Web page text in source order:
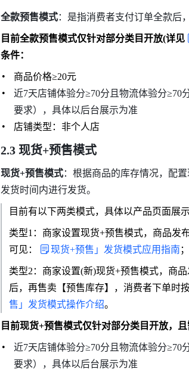
全款预售模式：是指消费者支付订单全款后
目前全款预售模式仅针对部分类目开放(详见
条件：
商品价格≥20元
近7天店铺体验分≥70分且物流体验分≥70
要求），具体以后台展示为准
店铺类型：非个人店
2.3 现货+预售模式
现货+预售模式：根据商品的库存情况，配
发货时间内进行发货。
目前有以下两类模式，具体以产品页面展示
类型1：商家设置现货+预售模式，商品发
可见：
现货+预售」发货模式应用指南 ；
类型2：商家设置(新)现货+预售模式，商
后，再售卖【预售库存】，消费者下单时
售」发货模式操作介绍。
目前现货+预售模式仅针对部分类目开放，且
近7天店铺体验分≥70分且物流体验分≥70
要求），具体以后台展示为准